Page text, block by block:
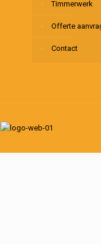
Timmerwerk
Offerte
Contact